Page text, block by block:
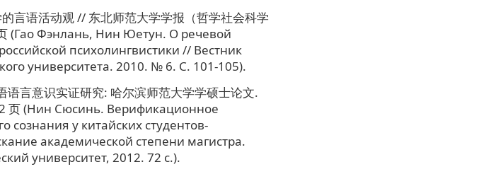
言语活动观 // 东北师范大学学报（哲学社会科学
(Гао Фэнлань, Нин Юетун. О речевой
психолингвистики // Вестник
университета. 2010. № 6. C. 101-105).
语言意识实证研究: 哈尔滨师范大学学硕士论文.
页 (Нин Сюсинь. Верификационное
сознания у китайских студентов-
академической степени магистра.
университет, 2012. 72 c.).